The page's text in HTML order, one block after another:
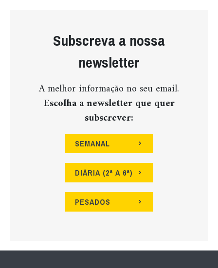
Subscreva a nossa
newsletter
A melhor informação no seu email.
Escolha a newsletter que quer
subscrever:
SEMANAL
DIÁRIA (2ª A 6ª)
PESADOS